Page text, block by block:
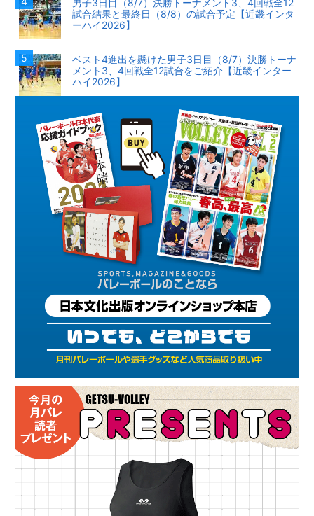
男子3日目（8/7）決勝トーナメント3、4回戦全12
試合結果と最終日（8/8）の試合予定【近畿インタ
ーハイ2026】
ベスト4進出を懸けた男子3日目（8/7）決勝トーナ
メント3、4回戦全12試合をご紹介【近畿インター
ハイ2026】